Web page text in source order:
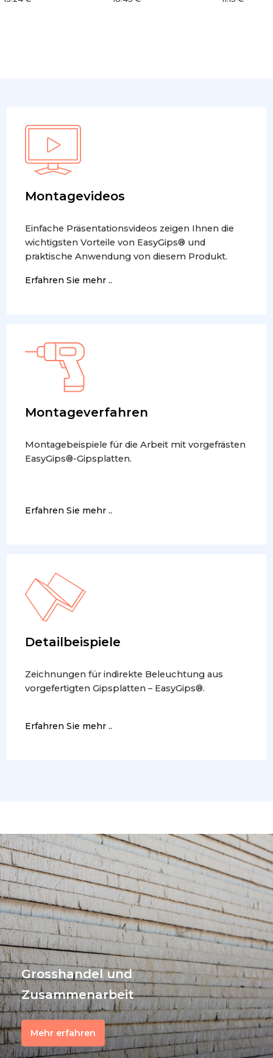
Montagevideos
Einfache Präsentationsvideos zeigen Ihnen die
wichtigsten Vorteile von EasyGips® und
praktische Anwendung von diesem Produkt.
Erfahren Sie mehr ..
Montageverfahren
Montagebeispiele für die Arbeit mit vorgefrästen
EasyGips®-Gipsplatten.
Erfahren Sie mehr ..
Detailbeispiele
Zeichnungen für indirekte Beleuchtung aus
vorgefertigten Gipsplatten – EasyGips®.
Erfahren Sie mehr ..
Grosshandel und
Zusammenarbeit
Mehr erfahren